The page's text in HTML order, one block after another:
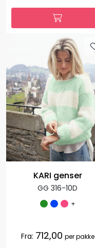
KARI genser
GG 316-10D
+
Fra: 712,00 per pakke